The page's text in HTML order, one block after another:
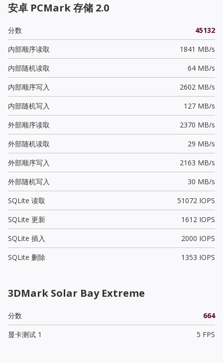
安卓 PCMark 存储 2.0
分数
45132
内部顺序读取
1841 MB/s
内部随机读取
64 MB/s
内部顺序写入
2602 MB/s
内部随机写入
127 MB/s
外部顺序读取
2370 MB/s
外部随机读取
29 MB/s
外部顺序写入
2163 MB/s
外部随机写入
30 MB/s
SQLite 读取
51072 IOPS
SQLite 更新
1612 IOPS
SQLite 插入
2000 IOPS
SQLite 删除
1353 IOPS
3DMark Solar Bay Extreme
分数
664
显卡测试 1
5 FPS